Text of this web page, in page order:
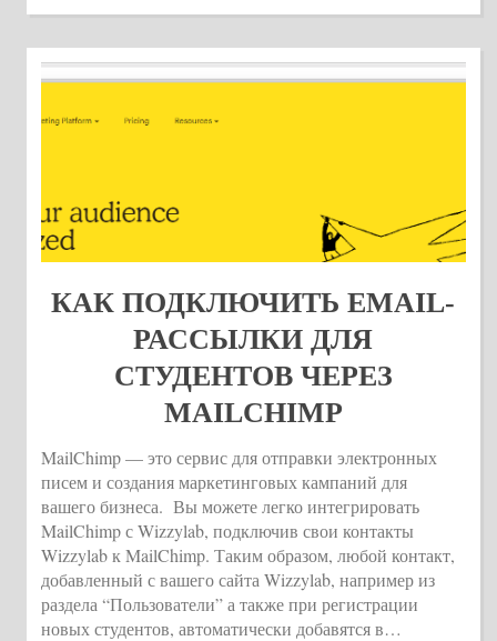
КАК ПОДКЛЮЧИТЬ EMAIL-
РАССЫЛКИ ДЛЯ
СТУДЕНТОВ ЧЕРЕЗ
MAILCHIMP
MailChimp — это сервис для отправки электронных
писем и создания маркетинговых кампаний для
вашего бизнеса. Вы можете легко интегрировать
MailChimp с Wizzylab, подключив свои контакты
Wizzylab к MailChimp. Таким образом, любой контакт,
добавленный с вашего сайта Wizzylab, например из
раздела “Пользователи” а также при регистрации
новых студентов, автоматически добавятся в…